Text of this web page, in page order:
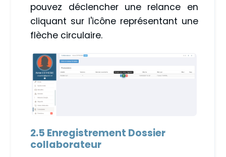
pouvez déclencher une relance en
cliquant sur l'icône représentant une
flèche circulaire.
2.5 Enregistrement Dossier
collaborateur